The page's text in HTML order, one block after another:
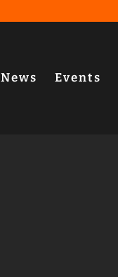
News Events